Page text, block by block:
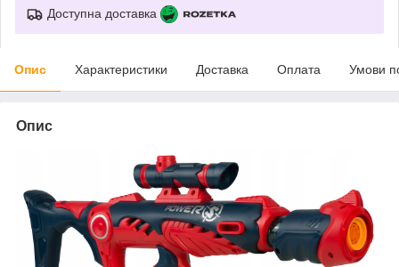
Доступна доставка
Опис Характеристики Доставка Оплата Умови
Опис